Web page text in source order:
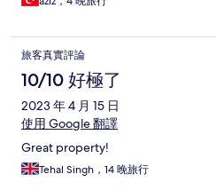
旅客真實評論
10/10 好極了
2023 年 4 月 15 日
使用 Google 翻譯
Great property!
Tehal Singh，14 晚旅行